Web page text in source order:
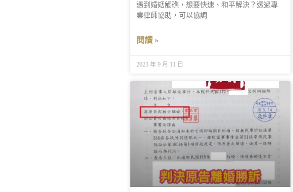
遇到婚姻觸礁，想要快速、和平解決？透過專
業律師協助，可以協調
閱讀 »
2023 年 9 月 11 日